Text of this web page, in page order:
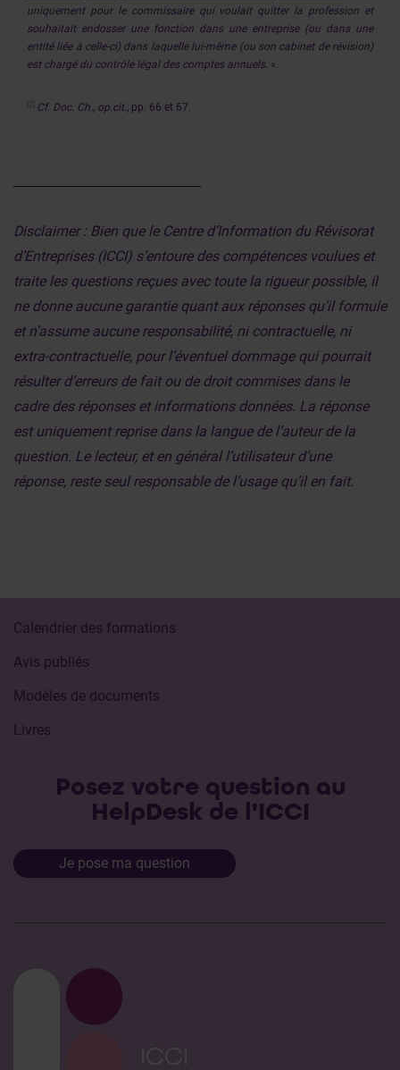
uniquement pour le commissaire qui voulait quitter la profession et
souhaitait endosser une fonction dans une entreprise (ou dans une
entité liée à celle-ci) dans laquelle lui-même (ou son cabinet de révision)
est chargé du contrôle légal des comptes annuels. ».
[2] Cf. Doc. Ch., op.cit., pp. 66 et 67.
Disclaimer : Bien que le Centre d’Information du Révisorat
d’Entreprises (ICCI) s’entoure des compétences voulues et
traite les questions reçues avec toute la rigueur possible, il
ne donne aucune garantie quant aux réponses qu’il formule
et n’assume aucune responsabilité, ni contractuelle, ni
extra-contractuelle, pour l’éventuel dommage qui pourrait
résulter d’erreurs de fait ou de droit commises dans le
cadre des réponses et informations données. La réponse
est uniquement reprise dans la langue de l’auteur de la
question. Le lecteur, et en général l’utilisateur d’une
réponse, reste seul responsable de l’usage qu’il en fait.
Calendrier des formations
Avis publiés
Modèles de documents
Livres
Posez votre question au
HelpDesk de l'ICCI
Je pose ma question